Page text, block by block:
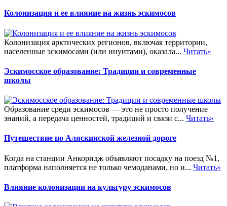
Колонизация и ее влияние на жизнь эскимосов
Колонизация арктических регионов, включая территории,
населенные эскимосами (или инуитами), оказала... Читать»
Эскимосское образование: Традиции и современные
школы
Образование среди эскимосов — это не просто получение
знаний, а передача ценностей, традиций и связи с... Читать»
Путешествие по Аляскинской железной дороге
Когда на станции Анкоридж объявляют посадку на поезд №1,
платформа наполняется не только чемоданами, но и... Читать»
Влияние колонизации на культуру эскимосов